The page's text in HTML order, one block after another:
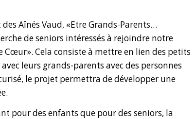
Aînés Vaud, «Etre Grands-Parents…
de seniors intéressés à rejoindre notre
Cœur». Cela consiste à mettre en lien des petits
leurs grands-parents avec des personnes
le projet permettra de développer une
pour des enfants que pour des seniors, la